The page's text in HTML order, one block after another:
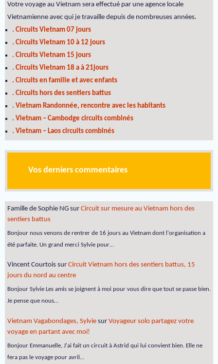
Votre voyage au Vietnam sera effectué par une agence locale
Vietnamienne avec qui je travaille depuis de nombreuses années.
. Circuits Vietnam 07 jours
. Circuits Vietnam 10 à 12 jours
. Circuits Vietnam 15 jours
. Circuits Vietnam 18 a à 21jours
. Circuits en famille et avec enfants
. Circuits hors des sentiers battus
. Vietnam Randonnée, rencontre avec les habitants
. Vietnam – Cambodge circuits combinés
. Vietnam – Laos circuits combinés
Vos derniers commentaires
Famille de Sophie NG sur Circuit sur mesure au Vietnam hors des
sentiers battus
Bonjour nous venons de rentrer de 16 jours au Vietnam dont l'organisation a
été parfaite. Un grand merci Sylvie pour…
Vincent Courtois sur Circuit Vietnam hors des sentiers battus, 15
jours du nord au centre
Bonjour Sylvie Les amis se joignent à moi pour vous dire que tout se passe bien.
Je pense que nous…
Vietnam Vagabondages, Sylvie sur Voyageur solo partagez votre
voyage en partant avec moi!
Bonjour Emmanuelle, J'ai fait un circuit à Astrid qui lui convient bien. Elle ne
fera pas le voyage pour avril…